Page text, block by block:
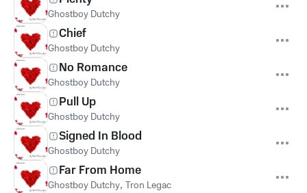
Ghostboy Dutchy
Chief
Ghostboy Dutchy
No Romance
Ghostboy Dutchy
Pull Up
Ghostboy Dutchy
Signed In Blood
Ghostboy Dutchy
Far From Home
Ghostboy Dutchy, Tron Legac